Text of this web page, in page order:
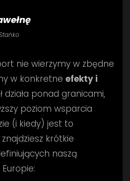
nie wierzymy w zbędne
w konkretne efekty i
działa ponad granicami,
poziom wsparcia
(i kiedy) jest to
krótkie
naszą